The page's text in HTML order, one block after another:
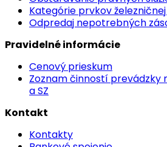
Kategórie prvkov
Odpredaj nepotrebných
Pravidelné informácie
Cenový prieskum
Zoznam činností prevádzky
a SZ
Kontakt
Kontakty